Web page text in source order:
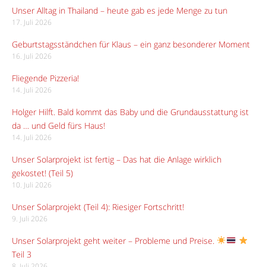
Unser Alltag in Thailand – heute gab es jede Menge zu tun
17. Juli 2026
Geburtstagsständchen für Klaus – ein ganz besonderer Moment
16. Juli 2026
Fliegende Pizzeria!
14. Juli 2026
Holger Hilft. Bald kommt das Baby und die Grundausstattung ist
da … und Geld fürs Haus!
14. Juli 2026
Unser Solarprojekt ist fertig – Das hat die Anlage wirklich
gekostet! (Teil 5)
10. Juli 2026
Unser Solarprojekt (Teil 4): Riesiger Fortschritt!
9. Juli 2026
Unser Solarprojekt geht weiter – Probleme und Preise.
Teil 3